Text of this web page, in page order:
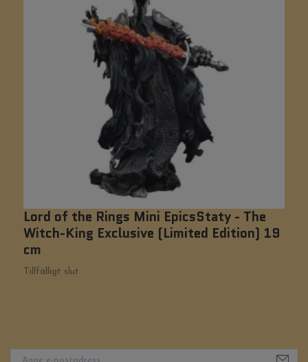
Lord of the Rings Mini EpicsStaty - The
Witch-King Exclusive (Limited Edition) 19
cm
Tillfälligt slut